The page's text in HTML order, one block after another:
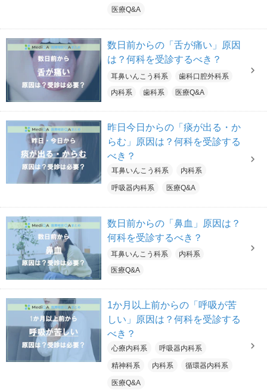
医療Q&A
数日前からの「舌が痛い」原因
は？何科を受診するべき？
耳鼻いんこう科系
歯科口腔外科系
内科系
歯科系 医療Q&A
昨日今日からの「痰が出る・か
らむ」原因は？何科を受診する
べき？
耳鼻いんこう科系 内科系
呼吸器内科系 医療Q&A
数日前からの「鼻血」原因は？
何科を受診するべき？
耳鼻いんこう科系
内科系
医療Q&A
1か月以上前からの「呼吸が苦
しい」原因は？何科を受診する
べき？
心療内科系 呼吸器内科系
精神科系 内科系 循環器内科系
医療Q&A